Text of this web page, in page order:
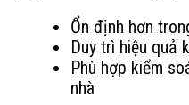
Ổn định hơn
Duy trì hiệu quả
Phù hợp kiểm
nhà